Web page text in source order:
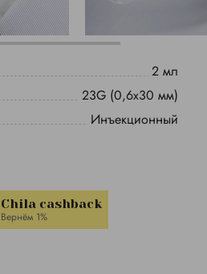
2 мл
23G (0,6х30 мм)
Инъекционный
Chila cashback
Вернём 1%